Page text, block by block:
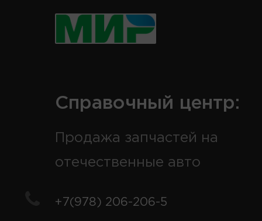
Справочный центр:
Продажа запчастей на
отечественные авто
+7(978) 206-206-5